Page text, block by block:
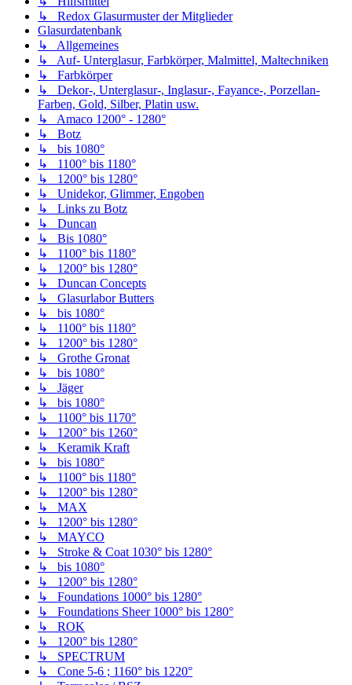
↳ Redox Glasurmuster der Mitglieder
Glasurdatenbank
↳ Allgemeines
↳ Auf- Unterglasur, Farbkörper, Malmittel, Maltechniken
↳ Farbkörper
↳ Dekor-, Unterglasur-, Inglasur-, Fayance-, Porzellan-
Farben, Gold, Silber, Platin usw.
↳ Amaco 1200° - 1280°
↳ Botz
↳ bis 1080°
↳ 1100° bis 1180°
↳ 1200° bis 1280°
↳ Unidekor, Glimmer, Engoben
↳ Links zu Botz
↳ Duncan
↳ Bis 1080°
↳ 1100° bis 1180°
↳ 1200° bis 1280°
↳ Duncan Concepts
↳ Glasurlabor Butters
↳ bis 1080°
↳ 1100° bis 1180°
↳ 1200° bis 1280°
↳ Grothe Gronat
↳ bis 1080°
↳ Jäger
↳ bis 1080°
↳ 1100° bis 1170°
↳ 1200° bis 1260°
↳ Keramik Kraft
↳ bis 1080°
↳ 1100° bis 1180°
↳ 1200° bis 1280°
↳ MAX
↳ 1200° bis 1280°
↳ MAYCO
↳ Stroke & Coat 1030° bis 1280°
↳ bis 1080°
↳ 1200° bis 1280°
↳ Foundations 1000° bis 1280°
↳ Foundations Sheer 1000° bis 1280°
↳ ROK
↳ 1200° bis 1280°
↳ SPECTRUM
↳ Cone 5-6 ; 1160° bis 1220°